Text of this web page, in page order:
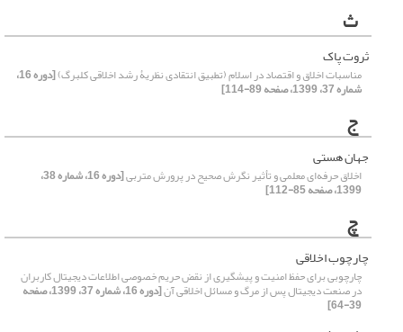
ث
ثروت پاک
مناسبات اخلاق و اقتصاد در اسلام (تطبیق انتقادی نظریۀ رشد اخلاقی کلبرگ) [دوره 16،
شماره 37، 1399، صفحه 89-114]
ج
جهان هستی
اخلاق حرفه‌ای معلمی و تأثیر نگرش صحیح در پرورش متربی [دوره 16، شماره 38،
1399، صفحه 85-112]
چ
چارچوب اخلاقی
چارچوبی برای حفظ امنیت و پیشگیری از نقض حریم خصوصی اطلاعات دیجیتال کاربران
در صنعت دیجیتال پس از مرگ و مسائل اخلاقی آن [دوره 16، شماره 37، 1399، صفحه
39-64]